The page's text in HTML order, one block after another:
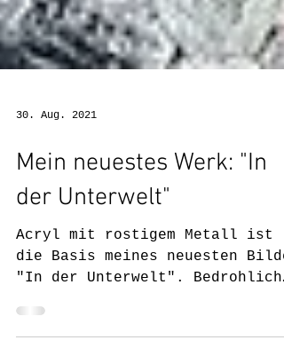
30. Aug. 2021
Mein neuestes Werk: "In
der Unterwelt"